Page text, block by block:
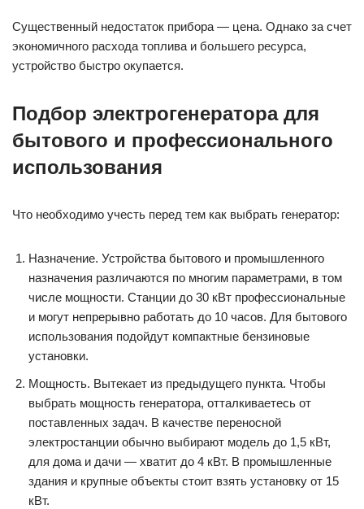
Существенный недостаток прибора — цена. Однако за счет
экономичного расхода топлива и большего ресурса,
устройство быстро окупается.
Подбор электрогенератора для
бытового и профессионального
использования
Что необходимо учесть перед тем как выбрать генератор:
Назначение. Устройства бытового и промышленного
назначения различаются по многим параметрами, в том
числе мощности. Станции до 30 кВт профессиональные
и могут непрерывно работать до 10 часов. Для бытового
использования подойдут компактные бензиновые
установки.
Мощность. Вытекает из предыдущего пункта. Чтобы
выбрать мощность генератора, отталкиваетесь от
поставленных задач. В качестве переносной
электростанции обычно выбирают модель до 1,5 кВт,
для дома и дачи — хватит до 4 кВт. В промышленные
здания и крупные объекты стоит взять установку от 15
кВт.